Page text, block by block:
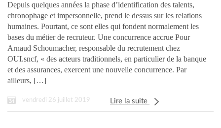
Depuis quelques années la phase d’identification des talents,
chronophage et impersonnelle, prend le dessus sur les relations
humaines. Pourtant, ce sont elles qui fondent normalement les
bases du métier de recruteur. Une concurrence accrue Pour
Arnaud Schoumacher, responsable du recrutement chez
OUI.sncf, « des acteurs traditionnels, en particulier de la banque
et des assurances, exercent une nouvelle concurrence. Par
ailleurs, […]
vendredi 26 juillet 2019 Lire la suite